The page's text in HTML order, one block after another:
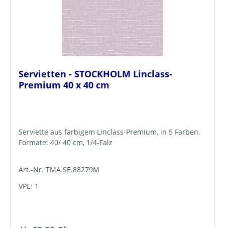
Servietten - STOCKHOLM Linclass-
Premium 40 x 40 cm
Serviette aus farbigem Linclass-Premium, in 5 Farben.
Formate: 40/ 40 cm, 1/4-Falz
Art.-Nr. TMA.SE.88279M
VPE: 1